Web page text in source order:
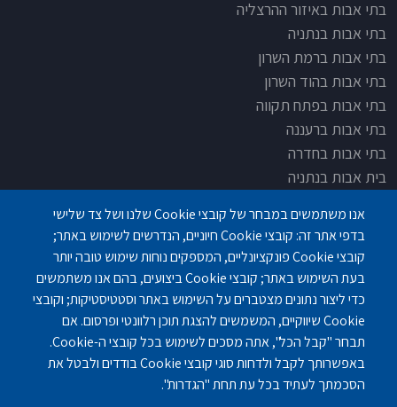
בתי אבות באיזור ההרצליה
בתי אבות בנתניה
בתי אבות ברמת השרון
בתי אבות בהוד השרון
בתי אבות בפתח תקווה
בתי אבות ברעננה
בתי אבות בחדרה
בית אבות בנתניה
בית אבות בפתח תקוה
בית בלב כפר סבא
בית אבות בחיפה
פנחס לבון 18 ,לב יסמין, קומה-2, נתניה
אנו משתמשים במבחר של קובצי Cookie שלנו ושל צד שלישי
בדפי אתר זה: קובצי Cookie חיוניים, הנדרשים לשימוש באתר;
קובצי Cookie פונקציונליים, המספקים נוחות שימוש טובה יותר
בעת השימוש באתר; קובצי Cookie ביצועים, בהם אנו משתמשים
כדי ליצור נתונים מצטברים על השימוש באתר וסטטיסטיקות; וקובצי
Cookie שיווקיים, המשמשים להצגת תוכן רלוונטי ופרסום. אם
תבחר "קבל הכל", אתה מסכים לשימוש בכל קובצי ה-Cookie.
באפשרותך לקבל ולדחות סוגי קובצי Cookie בודדים ולבטל את
הסכמתך לעתיד בכל עת תחת "הגדרות".